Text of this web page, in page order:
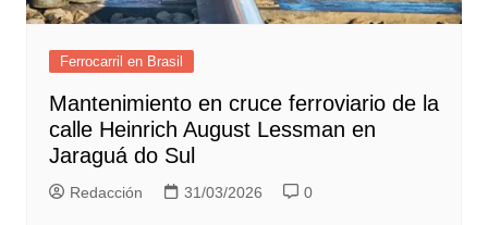
Ferrocarril en Brasil
Mantenimiento en cruce ferroviario de la
calle Heinrich August Lessman en
Jaraguá do Sul
Redacción 31/03/2026 0